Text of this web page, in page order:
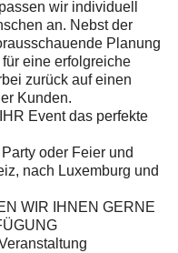
wir individuell
an. Nebst der
Planung
eine erfolgreiche
zurück auf einen
Kunden.
Event das perfekte
oder Feier und
nach Luxemburg und
WIR IHNEN GERNE